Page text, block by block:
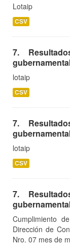
Lotaip
CSV
7.
lotaip
CSV
7.
lotaip
CSV
7.
Cumplimiento
Dirección de
Nro. 07 mes de